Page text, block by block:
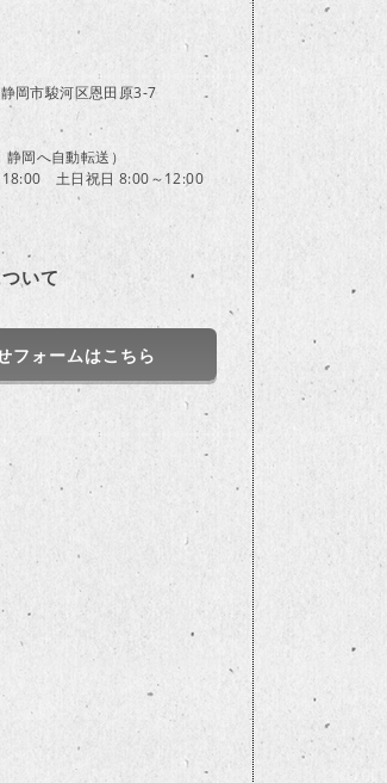
岡市駿河区恩田原3-7
岡へ自動転送）
18:00 土日祝日 8:00～12:00
いて
フォームはこちら